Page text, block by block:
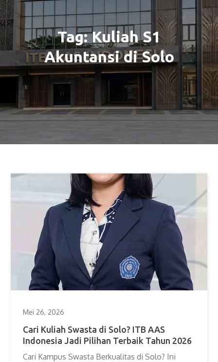
Tag:Kuliah S1
Akuntansi di Solo
Mei 26, 2026
Cari Kuliah Swasta di Solo? ITB AAS
Indonesia Jadi Pilihan Terbaik Tahun 2026
Cari Kampus Swasta Berkualitas di Solo? Ini